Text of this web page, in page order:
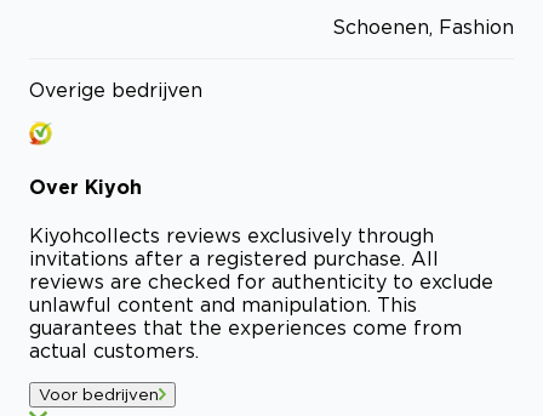
Schoenen, Fashion
Overige bedrijven
Over Kiyoh
Kiyohcollects reviews exclusively through
invitations after a registered purchase. All
reviews are checked for authenticity to exclude
unlawful content and manipulation. This
guarantees that the experiences come from
actual customers.
Voor bedrijven